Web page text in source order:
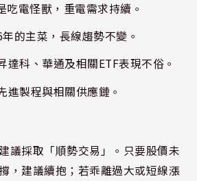
吃電怪獸，重電需求持續。
的主菜，長線趨勢不變。
達科、華通及相關ETF表現不俗。
進製程與相關供應鏈。
議採取「順勢交易」。只要股價未
，建議續抱；若乖離過大或短線漲